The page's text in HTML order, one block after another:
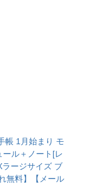
帳 1月始まり モ
ル＋ノート[レ
ージサイズ ブ
無料】【メール